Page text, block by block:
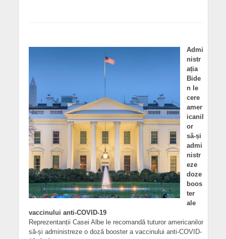
Admi
nistr
ația
Bide
n le
cere
amer
icanil
or
să-și
admi
nistr
eze
doze
boos
ter
ale
vaccinului anti-COVID-19
Reprezentanții Casei Albe le recomandă tuturor americanilor
să-și administreze o doză booster a vaccinului anti-COVID-